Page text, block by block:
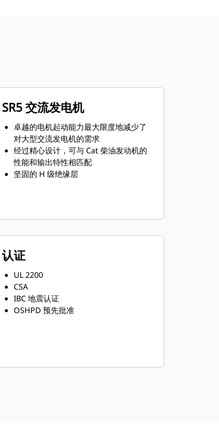
SR5 交流发电机
卓越的电机起动能力最大限度地减少了
对大型交流发电机的需求
经过精心设计，可与 Cat 柴油发动机的
性能和输出特性相匹配
坚固的 H 级绝缘层
认证
UL 2200
CSA
IBC 地震认证
OSHPD 预先批准